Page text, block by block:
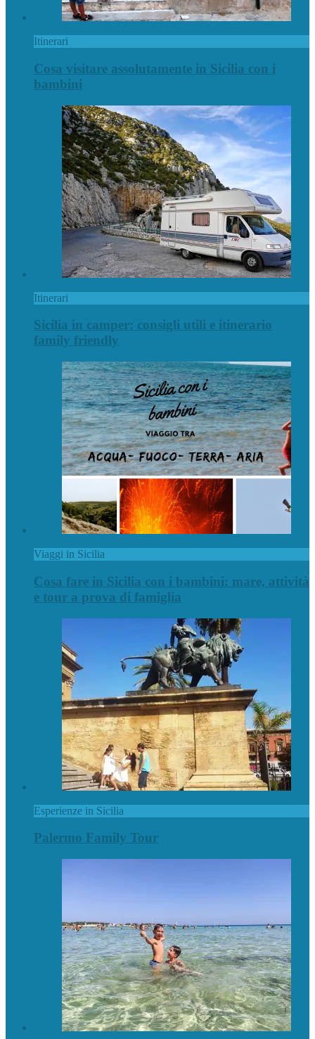
Itinerari
Cosa visitare assolutamente in Sicilia con i
bambini
Itinerari
Sicilia in camper: consigli utili e itinerario
family friendly
Viaggi in Sicilia
Cosa fare in Sicilia con i bambini: mare, attività
e tour a prova di famiglia
Esperienze in Sicilia
Palermo Family Tour